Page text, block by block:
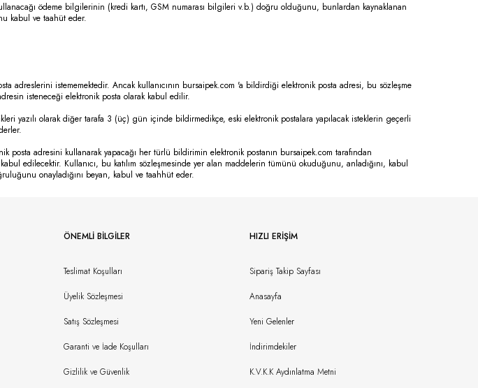
ödeme bilgilerinin (kredi kartı, GSM numarası bilgileri v.b.) doğru olduğunu, bunlardan kaynaklanan
kabul ve taahüt eder.
adreslerini istememektedir. Ancak kullanıcının bursaipek.com 'a bildirdiği elektronik posta adresi, bu sözleşme
isteneceği elektronik posta olarak kabul edilir.
yazılı olarak diğer tarafa 3 (üç) gün içinde bildirmedikçe, eski elektronik postalara yapılacak isteklerin geçerli
posta adresini kullanarak yapacağı her türlü bildirimin elektronik postanın bursaipek.com tarafından
edilecektir. Kullanıcı, bu katılım sözleşmesinde yer alan maddelerin tümünü okuduğunu, anladığını, kabul
onayladığını beyan, kabul ve taahhüt eder.
ÖNEMLI BILGILER
Teslimat Koşulları
Üyelik Sözleşmesi
Satış Sözleşmesi
Garanti ve İade Koşulları
Gizlilik ve Güvenlik
HIZLI ERIŞIM
Sipariş Takip Sayfası
Anasayfa
Yeni Gelenler
İndirimdekiler
K.V.K.K Aydınlatma Metni